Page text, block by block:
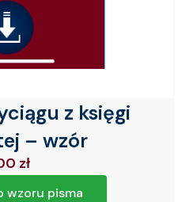
z księgi
– wzór
zł
wzoru pisma